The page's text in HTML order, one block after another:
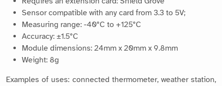
Sensor compatible with any card from 3.3 to 5V;
Measuring range: -40°C to +125°C
Accuracy: ±1.5°C
Module dimensions: 24mm x 20mm x 9.8mm
Weight: 8g
Examples of uses: connected thermometer, weather station,